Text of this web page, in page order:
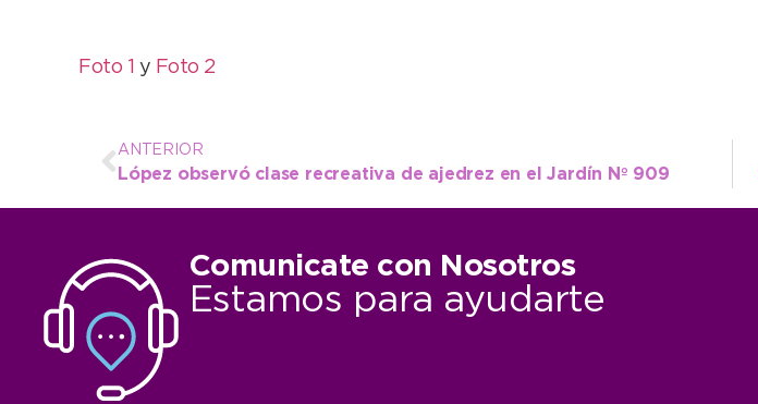
Foto 1 y Foto 2
ANTERIOR
López observó clase recreativa de ajedrez en el Jardín Nº 909
Comunicate con Nosotros
Estamos para ayudarte